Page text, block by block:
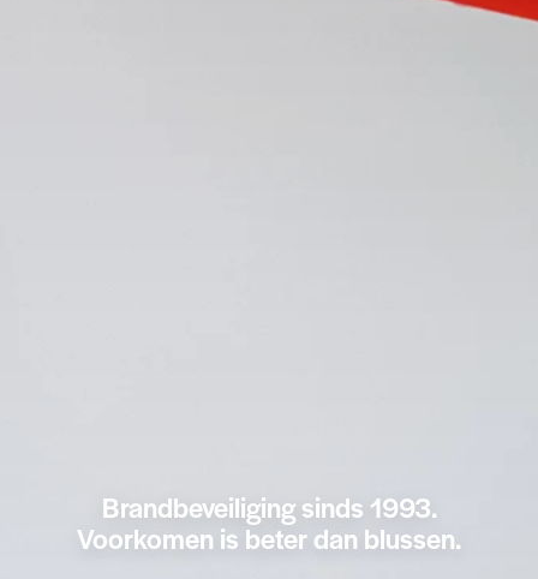
Brandbeveiliging sinds 1993.
Voorkomen is beter dan blussen.